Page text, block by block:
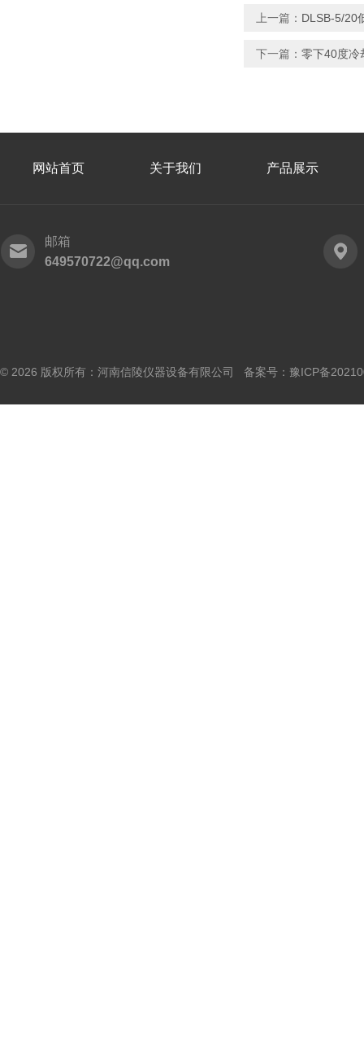
上一篇： DLSB-5/20
下一篇： 零下40度冷
网站首页 关于我们 产品展示
邮箱
649570722@qq.com
© 2026 版权所有：河南信陵仪器设备有限公司 备案号： 豫ICP备